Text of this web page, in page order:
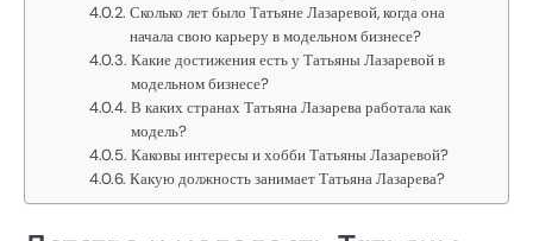
Сколько лет было Татьяне Лазаревой, когда она
начала свою карьеру в модельном бизнесе?
Какие достижения есть у Татьяны Лазаревой в
модельном бизнесе?
В каких странах Татьяна Лазарева работала как
модель?
Каковы интересы и хобби Татьяны Лазаревой?
Какую должность занимает Татьяна Лазарева?